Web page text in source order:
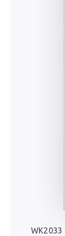
WK2033